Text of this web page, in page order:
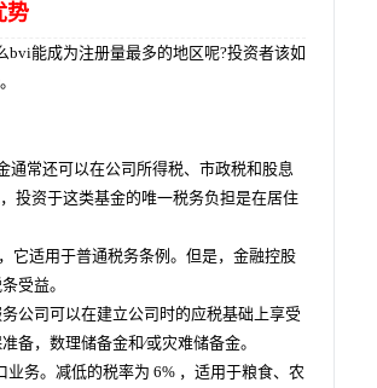
势
能成为注册量最多的地区呢?投资者该如
常还可以在公司所得税、市政税和股息
投资于这类基金的唯一税务负担是在居住
它适用于普通税务条例。但是，金融控股
受益。
公司可以在建立公司时的应税基础上享受
，数理储备金和∕或灾难储备金。
务。减低的税率为 6% ，适用于粮食、农